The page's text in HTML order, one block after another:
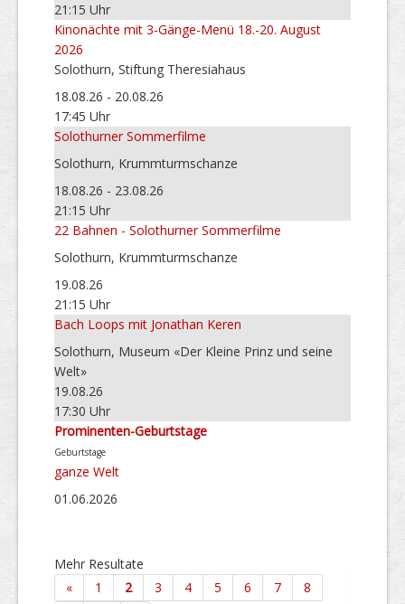
21:15 Uhr
Kinonächte mit 3-Gänge-Menü 18.-20. August
2026
Solothurn, Stiftung Theresiahaus
18.08.26 - 20.08.26
17:45 Uhr
Solothurner Sommerfilme
Solothurn, Krummturmschanze
18.08.26 - 23.08.26
21:15 Uhr
22 Bahnen - Solothurner Sommerfilme
Solothurn, Krummturmschanze
19.08.26
21:15 Uhr
Bach Loops mit Jonathan Keren
Solothurn, Museum «Der Kleine Prinz und seine
Welt»
19.08.26
17:30 Uhr
Prominenten-Geburtstage
Geburtstage
ganze Welt
01.06.2026
Mehr Resultate
«
1 2 3 4 5 6 7 8